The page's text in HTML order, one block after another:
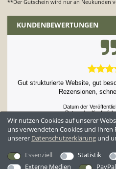
**Der Gutschein wird nur an Neukunden
KUNDENBEWERTUNGEN
Gut strukturierte Website, gut
Rezensionen,
Datum der
Datum der
Wir nutzen Cookies auf unserer
uns verwendeten Cookies und Ihren
unserer Daten­schutz­erklärung und
Essenziell
Statistik
Externe Medien
PayPal